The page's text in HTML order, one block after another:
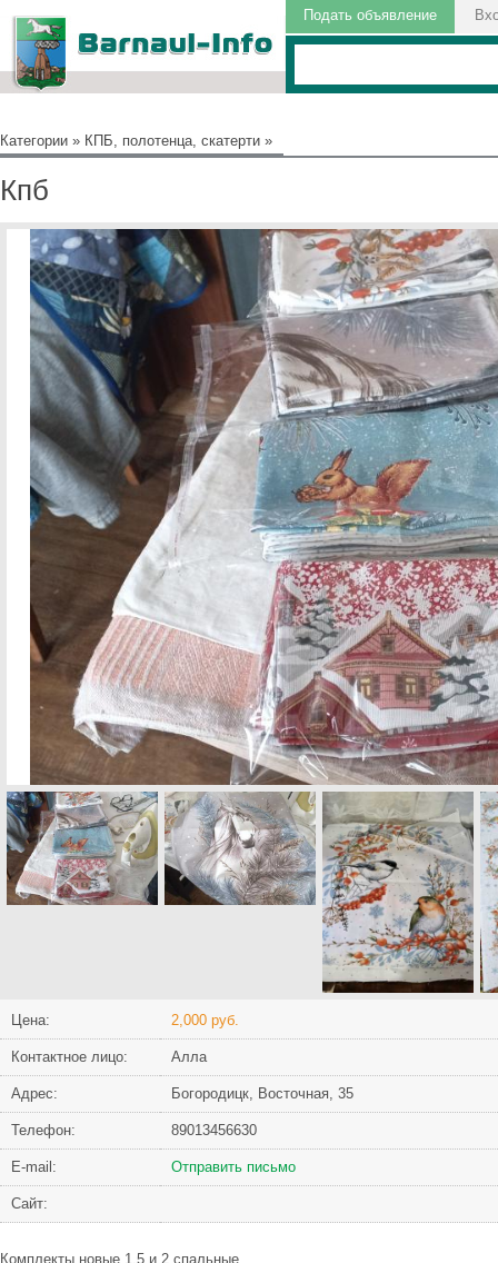
Подать объявление
Категории » КПБ, полотенца, скатерти »
Кпб
Цена: 2,000 руб.
Контактное лицо: Алла
Адрес: Богородицк, Восточная, 35
Телефон: 89013456630
Е-mail: Отправить письмо
Сайт:
Комплекты новые 1,5 и 2 спальные